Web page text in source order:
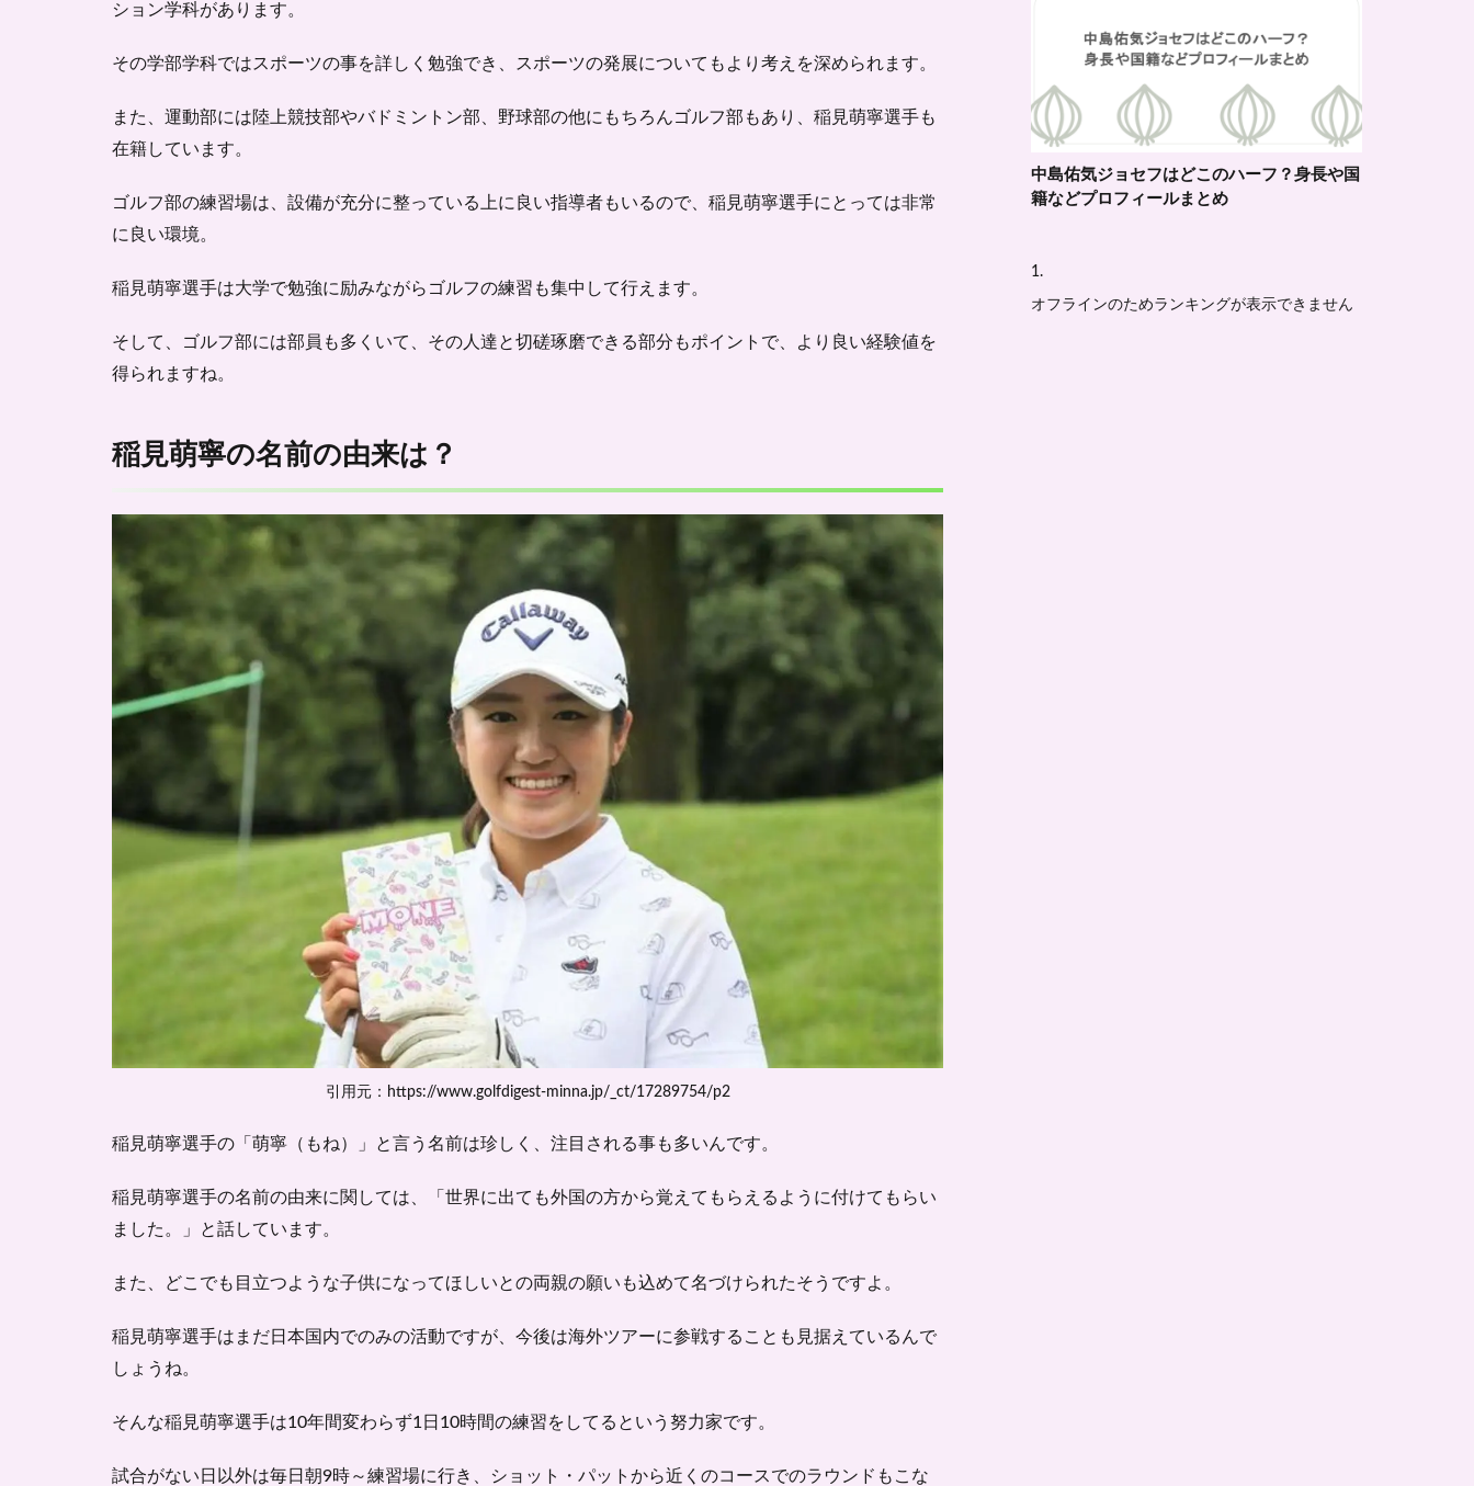
ロフ
ル-
稲見
萌寧
学に
なが
躍す
に期
-ま
ション学科があります。
その学部学科ではスポーツの事を詳しく 勉強でき、スポーツの発展についてもより考えを深められます。
また、運動部には陸上競技部やバドミントン部、野球部の他にもちろんゴルフ部もあり 、稲見萌寧選手も
在籍しています。
ゴルフ部の練習場は、設備が充分に整っている上に良い指導者もいるので、稲見萌寧選手にとっては非常
に良い環境。
稲見萌寧選手は大学で勉強に励みながらゴルフの練習も集中して行えます。
そして、ゴルフ部には部員も多くいて、その人達と切磋琢磨できる部分もポイントで、より良い経験値を
得られますね。
稲見萌寧の名前の由来は？
引用元：https://www.golfdigest-minna.jp/_ct/17289754/p2
稲見萌寧選手の「萌寧（もね）」と言う名前は珍しく、注目される事も多いんです。
稲見萌寧選手の名前の由来に関しては、「世界に出ても外国の方から覚えてもらえるように付けてもらい
ました。」と話しています。
また、どこでも目立つような子供になってほしいとの両親の願いも込めて名づけられたそうですよ。
稲見萌寧選手はまだ日本国内でのみの活動ですが、今後は海外ツアーに参戦することも見据えているんで
しょうね。
そんな稲見萌寧選手は10年間変わらず1日10時間の練習をしてるという努力家です。
試合がない日以外は毎日朝9時～練習場に行き、ショット・パットから近くのコースでのラウンドもこな
中島佑気ジョセフはどこのハーフ？身長や国
籍などプロフィールまとめ
オフラインのためランキングが表示できません